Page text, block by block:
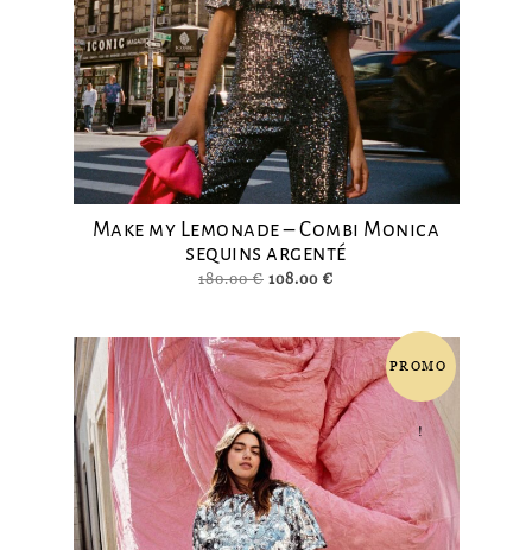
Make my Lemonade – Combi Monica
sequins argenté
180.00€ Le
était :
180.00 €.
108.00 €
est :
108.00 €.PROMO
!